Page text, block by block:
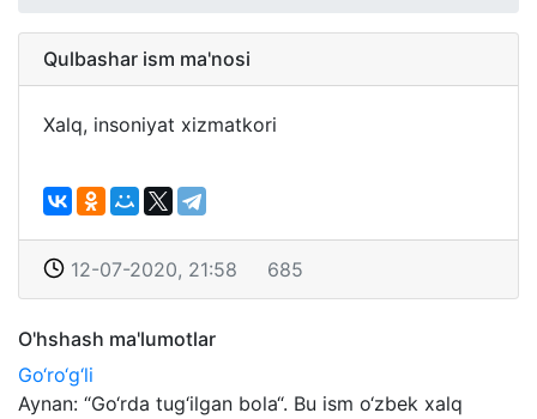
Qulbashar ism ma'nosi
Xalq, insoniyat xizmatkori
12-07-2020, 21:58 685
O'hshash ma'lumotlar
Go‘ro‘g‘li
Aynan: “Go‘rda tug‘ilgan bola“. Bu ism o‘zbek xalq